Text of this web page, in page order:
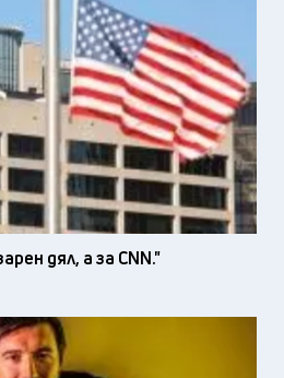
дял, а за CNN."